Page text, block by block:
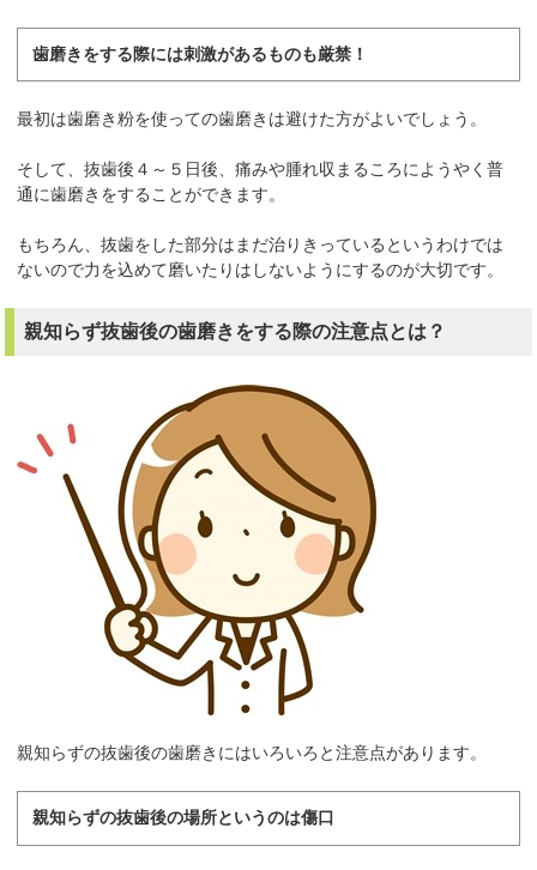
歯磨きをする際には刺激があるものも厳禁！
最初は歯磨き粉を使っての歯磨きは避けた方がよいでしょう。
そして、抜歯後４～５日後、痛みや腫れ収まるころにようやく普
通に歯磨きをすることができます。
もちろん、抜歯をした部分はまだ治りきっているというわけでは
ないので力を込めて磨いたりはしないようにするのが大切です。
親知らず抜歯後の歯磨きをする際の注意点とは？
親知らずの抜歯後の歯磨きにはいろいろと注意点があります。
親知らずの抜歯後の場所というのは傷口